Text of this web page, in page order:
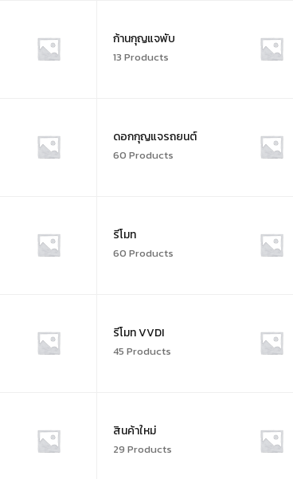
ก้านกุญแจพับ
13 Products
ดอกกุญแจรถยนต์
60 Products
รีโมท
60 Products
รีโมท VVDI
45 Products
สินค้าใหม่
29 Products